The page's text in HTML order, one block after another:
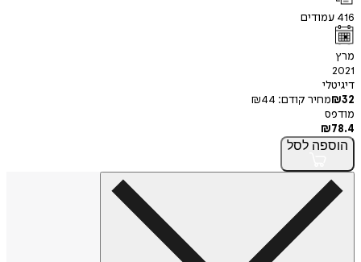
416 עמודים
מרץ
2021
דיגיטלי
₪32 מחיר קודם: ₪44
מודפס
₪78.4
הוספה לסל